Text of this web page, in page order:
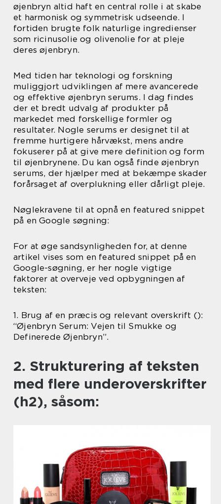
øjenbryn altid haft en central rolle i at skabe
et harmonisk og symmetrisk udseende. I
fortiden brugte folk naturlige ingredienser
som ricinusolie og olivenolie for at pleje
deres øjenbryn.
Med tiden har teknologi og forskning
muliggjort udviklingen af mere avancerede
og effektive øjenbryn serums. I dag findes
der et bredt udvalg af produkter på
markedet med forskellige formler og
resultater. Nogle serums er designet til at
fremme hurtigere hårvækst, mens andre
fokuserer på at give mere definition og form
til øjenbrynene. Du kan også finde øjenbryn
serums, der hjælper med at bekæmpe skader
forårsaget af overplukning eller dårligt pleje.
Nøglekravene til at opnå en featured snippet
på en Google søgning:
For at øge sandsynligheden for, at denne
artikel vises som en featured snippet på en
Google-søgning, er her nogle vigtige
faktorer at overveje ved opbygningen af
teksten:
1. Brug af en præcis og relevant overskrift ():
“Øjenbryn Serum: Vejen til Smukke og
Definerede Øjenbryn”.
2. Strukturering af teksten
med flere underoverskrifter
(h2), såsom: